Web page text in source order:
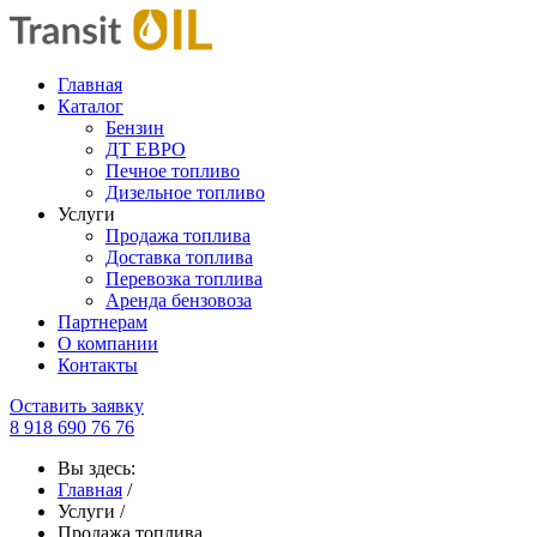
Главная
Каталог
Бензин
ДТ ЕВРО
Печное топливо
Дизельное топливо
Услуги
Продажа топлива
Доставка топлива
Перевозка топлива
Аренда бензовоза
Партнерам
О компании
Контакты
Оставить заявку
8 918 690 76 76
Вы здесь:
Главная /
Услуги /
Продажа топлива